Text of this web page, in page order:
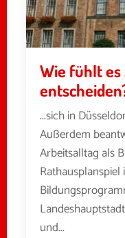
Wie fühlt es
...sich in
Außerdem
Arbeitsalltag als
und...